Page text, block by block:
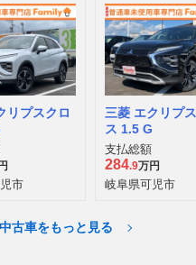
リプスクロ
市
三菱 エクリプ
ス 1.5 G
支払総額
284.9万円
岐阜県可児市
古車をもっと見る